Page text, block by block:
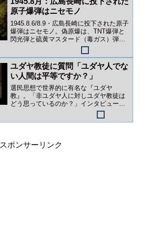
原子爆弾はニセモノ
1945.8.6/8.9・広島長崎に投下された原子
爆弾はニセモノ。偽原爆は、TNT爆弾と
閃光弾と硫黄マスタード（毒ガス）弾な
ユダヤ教徒に質問「ユダヤ人でな
い人間は平等ですか？」
選民思想で世界的に有名な『ユダヤ
教』。「非ユダヤ人に対しユダヤ教徒は
どう思っているのか？」インタビュー動
スポンサーリンク